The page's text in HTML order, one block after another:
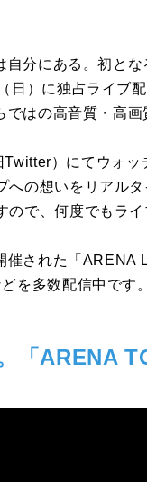
分にある。初と
日）に独占ライブ
はの高音質・高画
）にてウォ
への想いをリアル
で、何度でもライ
された「ARENA
を多数配信中です
「ARENA